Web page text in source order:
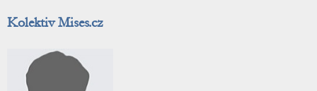
Kolektiv Mises.cz